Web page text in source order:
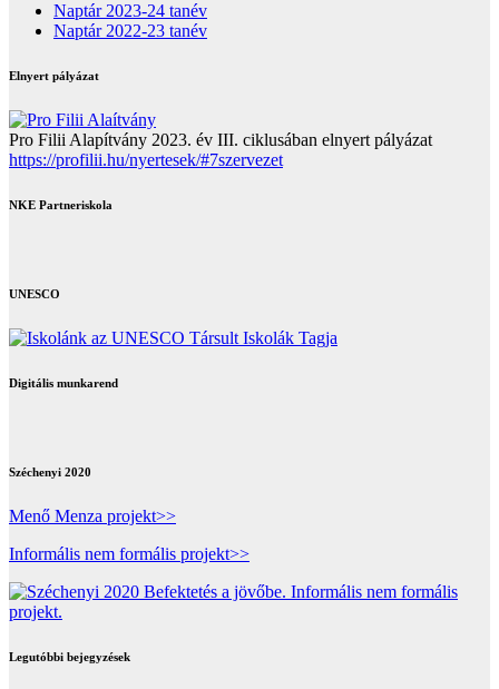
Naptár 2023-24 tanév
Naptár 2022-23 tanév
Elnyert pályázat
Pro Filii Alapítvány 2023. év III. ciklusában elnyert pályázat
https://profilii.hu/nyertesek/#7szervezet
NKE Partneriskola
UNESCO
Digitális munkarend
Széchenyi 2020
Menő Menza projekt>>
Informális nem formális projekt>>
Legutóbbi bejegyzések